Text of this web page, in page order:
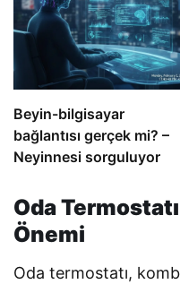
Beyin-bilgisayar
bağlantısı gerçek mi? –
Neyinnesi sorguluyor
Oda
Önemi
Oda termostatı,